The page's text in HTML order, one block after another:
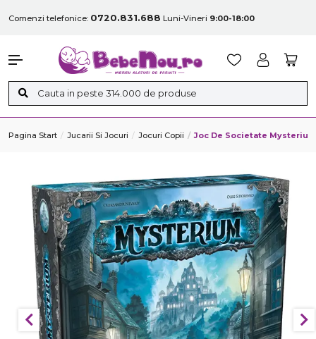
Comenzi telefonice: 0720.831.688 Luni-Vineri 9:00-18:00
Pagina Start Jucarii Si Jocuri Jocuri Copii Joc De Societate Mysterium